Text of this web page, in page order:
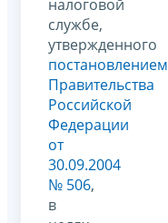
налоговой
службе,
утвержденного
постановлением
Правительства
Российской
Федерации
от
30.09.2004
№ 506,
в